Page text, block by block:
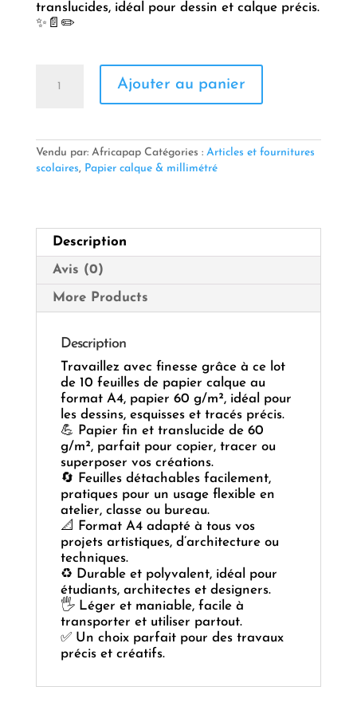
translucides, idéal pour dessin et calque précis.
✨📄✏️
A4
60Gr
&
Précision
Portable
Ajouter au panier
Vendu par: Africapap Catégories : Articles et fournitures
scolaires, Papier calque & millimétré
Description
Avis (0)
More Products
Description
Travaillez avec finesse grâce à ce lot
de 10 feuilles de papier calque au
format A4, papier 60 g/m², idéal pour
les dessins, esquisses et tracés précis.
💪 Papier fin et translucide de 60
g/m², parfait pour copier, tracer ou
superposer vos créations.
🔄 Feuilles détachables facilement,
pratiques pour un usage flexible en
atelier, classe ou bureau.
📐 Format A4 adapté à tous vos
projets artistiques, d’architecture ou
techniques.
♻️ Durable et polyvalent, idéal pour
étudiants, architectes et designers.
🖐️ Léger et maniable, facile à
transporter et utiliser partout.
✅ Un choix parfait pour des travaux
précis et créatifs.